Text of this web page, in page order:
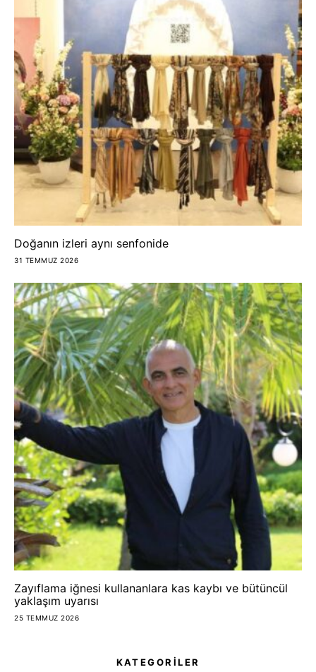
Doğanın izleri aynı senfonide
31 TEMMUZ 2026
Zayıflama iğnesi kullananlara kas kaybı ve bütüncül
yaklaşım uyarısı
25 TEMMUZ 2026
KATEGORİLER